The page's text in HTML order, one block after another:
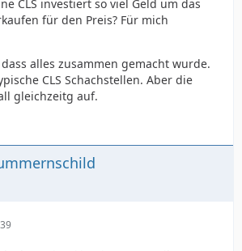
CLS investiert so viel Geld um das
für den Preis? Für mich
alles zusammen gemacht wurde.
CLS Schachstellen. Aber die
gleichzeitg auf.